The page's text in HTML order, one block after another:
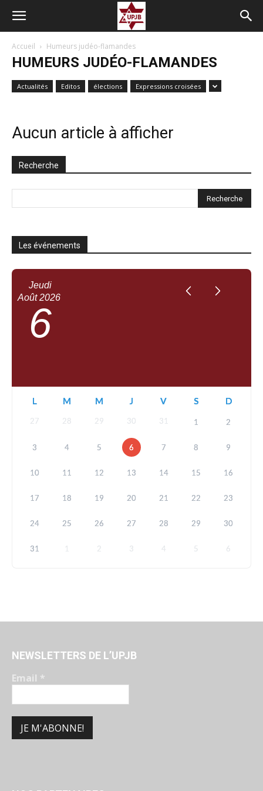
Accueil Humeurs judéo-flamandes
HUMEURS JUDÉO-FLAMANDES
Actualités Editos élections Expressions croisées
Aucun article à afficher
Recherche
Les événements
Jeudi
Août 2026
6
L M M J V S D
27 28 29 30 31 1 2
3 4 5 6 7 8 9
10 11 12 13 14 15 16
17 18 19 20 21 22 23
24 25 26 27 28 29 30
31 1 2 3 4 5 6
NEWSLETTERS DE L’UPJB
Email *